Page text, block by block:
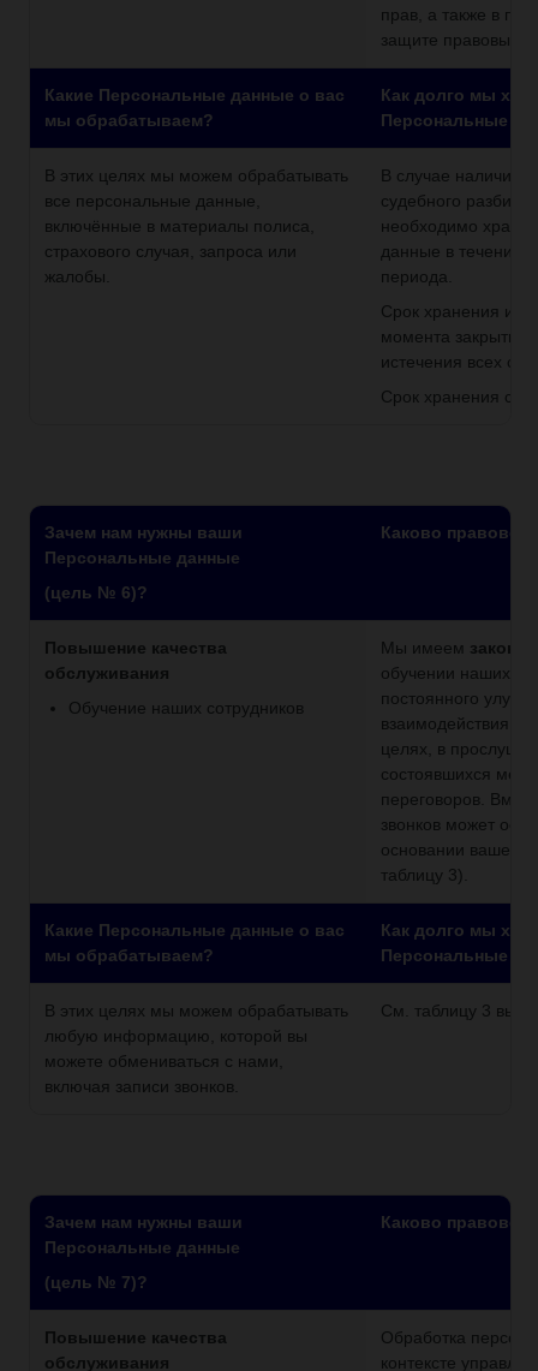
прав, а также в
защите правовых
Какие Персональные данные о вас
мы обрабатываем?
Как долго мы
Персональные
В этих целях мы можем обрабатывать
все персональные данные,
включённые в материалы полиса,
страхового случая, запроса или
жалобы.
В случае наличия
судебного
необходимо
данные в течение
периода.
Срок хранения
момента закрытия
истечения всех
Срок хранения
Зачем нам нужны ваши
Персональные данные
(цель № 6)?
Каково правовое
Повышение качества
обслуживания
Обучение наших сотрудников
Мы имеем
обучении наших
постоянного
взаимодействия с
целях, в
состоявшихся
переговоров.
звонков может
основании вашего
таблицу 3).
Какие Персональные данные о вас
мы обрабатываем?
Как долго мы
Персональные
В этих целях мы можем обрабатывать
любую информацию, которой вы
можете обмениваться с нами,
включая записи звонков.
См. таблицу 3 выше
Зачем нам нужны ваши
Персональные данные
(цель № 7)?
Каково правовое
Повышение качества
обслуживания
Обработка
контексте